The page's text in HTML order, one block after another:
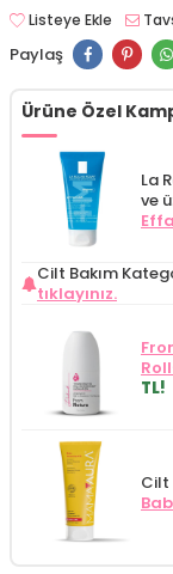
Listeye Ekle
Paylaş
Ürüne Özel
La
ve
Cilt Bakım
tıklayınız.
TL!
Cilt